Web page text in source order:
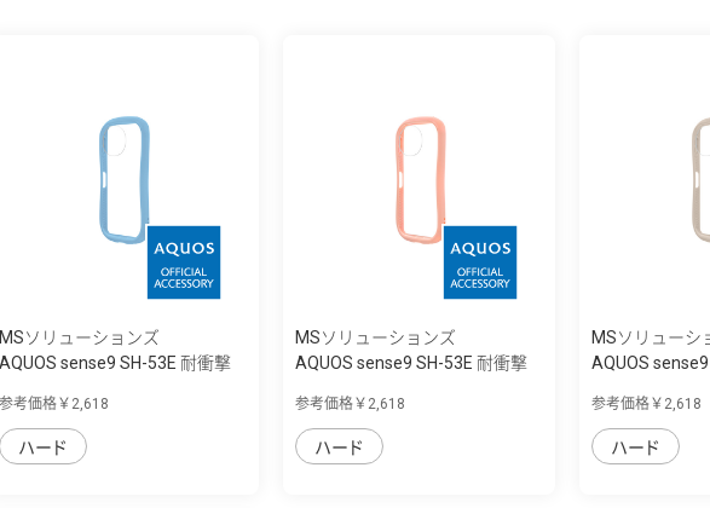
MSソリューションズ
AQUOS sense9 SH-53E 耐衝撃
参考価格￥2,618
ハード
MSソリューションズ
AQUOS sense9 SH-53E 耐衝撃
参考価格￥2,618
ハード
MSソリューシ
AQUOS
参考価格￥2,618
ハード